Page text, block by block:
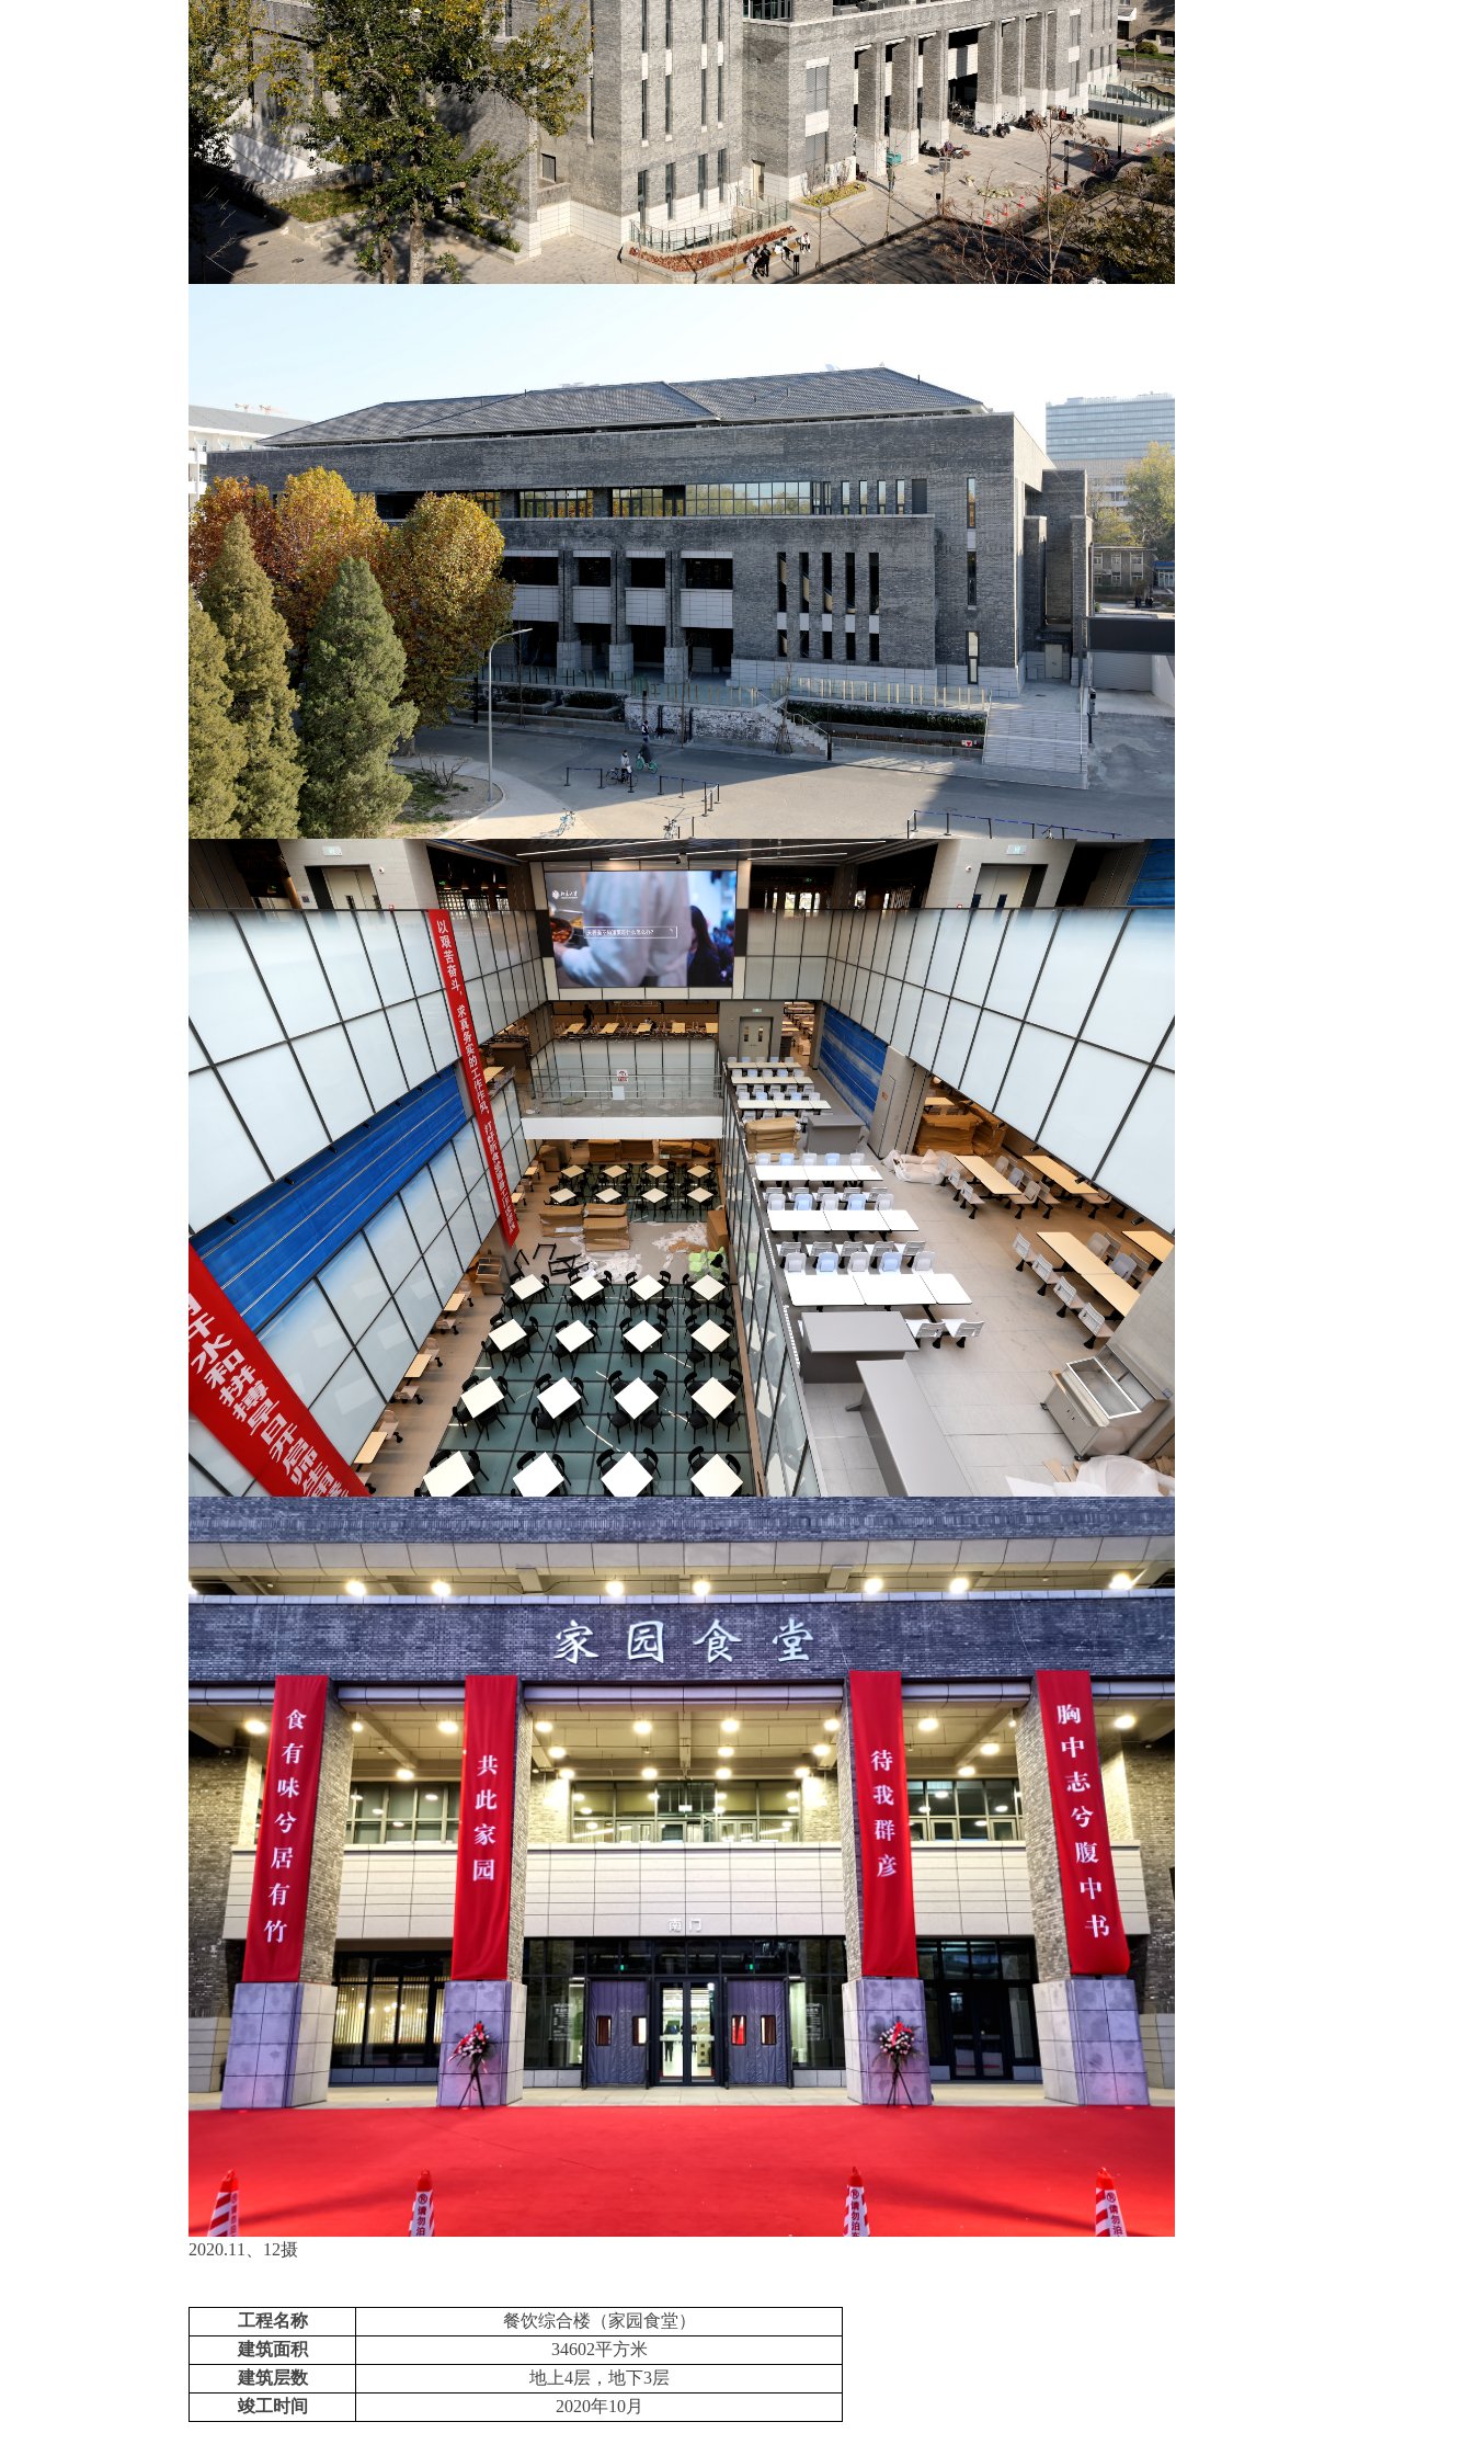
2020.11、12摄
工程名称
餐饮综合楼（家园食堂）
建筑面积
34602平方米
建筑层数
地上4层，地下3层
竣工时间
2020年10月